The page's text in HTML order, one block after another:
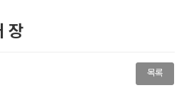
장
목록